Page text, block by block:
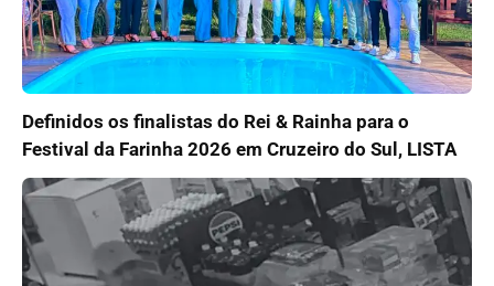
Definidos os finalistas do Rei & Rainha para o
Festival da Farinha 2026 em Cruzeiro do Sul, LISTA